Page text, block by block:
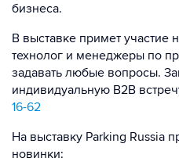
бизнеса.
В выставке примет участие
технолог и менеджеры по
задавать любые вопросы.
индивидуальную В2В
16-62
На выставку Parking Russia
новинки: